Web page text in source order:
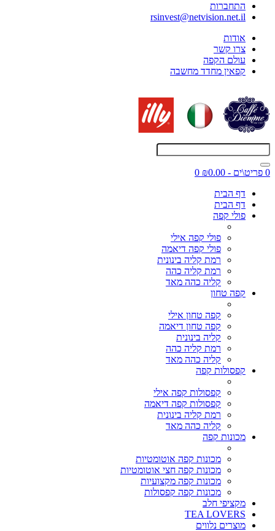
התחברות
rsinvest@netvision.net.il
אודות
צרו קשר
עולם הקפה
קפאין מחדד מחשבה
0 פריט\ים - ₪0.00
0
דף הבית
דף הבית
פולי קפה
פולי קפה אילי
פולי קפה דיאמה
רמת קליה בינונית
רמת קליה כהה
קליה כהה מאד
קפה טחון
קפה טחון אילי
קפה טחון דיאמה
קליה בינונית
רמת קליה כהה
קליה כהה מאד
קפסולות קפה
קפסולות קפה אילי
קפסולות קפה דיאמה
רמת קליה בינונית
קליה כהה מאד
מכונות קפה
מכונות קפה אוטומטיות
מכונות קפה חצי אוטומטיות
מכונות קפה מקצועיות
מכונות קפה קפסולות
מקציפי חלב
TEA LOVERS
מוצרים נלווים